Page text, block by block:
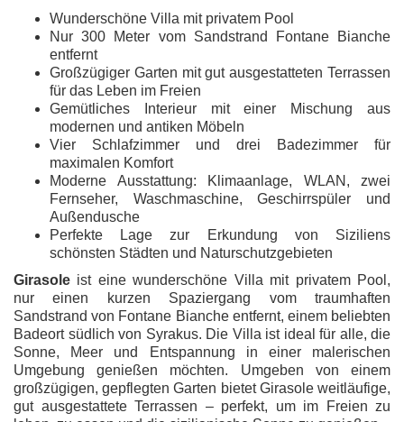
Wunderschöne Villa mit privatem Pool
Nur 300 Meter vom Sandstrand Fontane Bianche
entfernt
Großzügiger Garten mit gut ausgestatteten Terrassen
für das Leben im Freien
Gemütliches Interieur mit einer Mischung aus
modernen und antiken Möbeln
Vier Schlafzimmer und drei Badezimmer für
maximalen Komfort
Moderne Ausstattung: Klimaanlage, WLAN, zwei
Fernseher, Waschmaschine, Geschirrspüler und
Außendusche
Perfekte Lage zur Erkundung von Siziliens
schönsten Städten und Naturschutzgebieten
Girasole ist eine wunderschöne Villa mit privatem Pool,
nur einen kurzen Spaziergang vom traumhaften
Sandstrand von Fontane Bianche entfernt, einem beliebten
Badeort südlich von Syrakus. Die Villa ist ideal für alle, die
Sonne, Meer und Entspannung in einer malerischen
Umgebung genießen möchten. Umgeben von einem
großzügigen, gepflegten Garten bietet Girasole weitläufige,
gut ausgestattete Terrassen – perfekt, um im Freien zu